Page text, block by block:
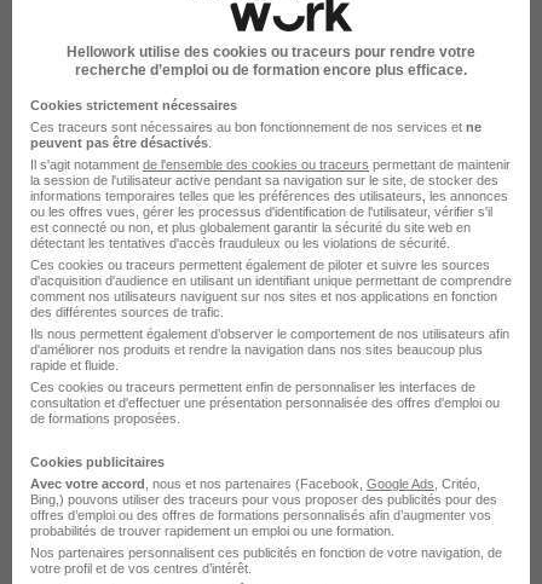
Formateur Plombier Chauffagiste H/F
ID Formation
Saint-Quentin - 02 CDD 33 000 - 34 000 € / an
Voir l’offre
il y a 7 jours
Gestionnaire RH H/F
Partnaire
Saint-Quentin - 02 CDD
2 000 € / mois
Hellowork utilise des cookies ou traceurs pour rendre votre
recherche d’emploi ou de formation encore plus efficace.
Cookies strictement nécessaires
Ces traceurs sont nécessaires au bon fonctionnement de nos services et ne
peuvent pas être désactivés
Il s'agit notamment de l'ensemble des cookies ou traceurs permettant de maintenir
la session de l'utilisateur active pendant sa navigation sur le site, de stocker des
informations temporaires telles que les préférences des utilisateurs, les annonces
ou les offres vues, gérer les processus d'identification de l'utilisateur, vérifier s'il
est connecté ou non, et plus globalement garantir la sécurité du site web en
détectant les tentatives d'accès frauduleux ou les violations de sécurité.
Ces cookies ou traceurs permettent également de piloter et suivre les sources
d'acquisition d'audience en utilisant un identifiant unique permettant de comprendre
comment nos utilisateurs naviguent sur nos sites et nos applications en fonction
des différentes sources de trafic.
Ils nous permettent également d’observer le comportement de nos utilisateurs afin
d'améliorer nos produits et rendre la navigation dans nos sites beaucoup plus
rapide et fluide.
Ces cookies ou traceurs permettent enfin de personnaliser les interfaces de
consultation et d'effectuer une présentation personnalisée des offres d'emploi ou
de formations proposées.
Cookies publicitaires
Avec votre accord , nous et nos partenaires (Facebook, Google Ads , Critéo,
Bing,) pouvons utiliser des traceurs pour vous proposer des publicités pour des
offres d’emploi ou des offres de formations personnalisés afin d’augmenter vos
probabilités de trouver rapidement un emploi ou une formation.
Nos partenaires personnalisent ces publicités en fonction de votre navigation, de
votre profil et de vos centres d’intérêt.